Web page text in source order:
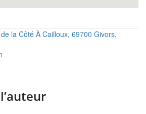
la Côté À Cailloux, 69700 Givors,